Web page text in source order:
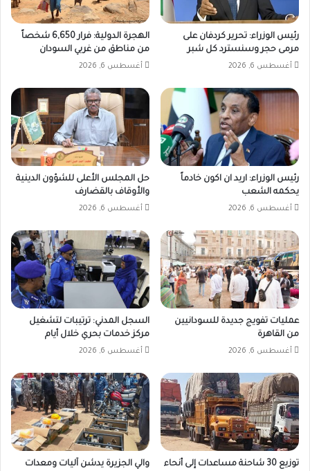
رئيس الوزراء: تحرير كردفان على
مرمى حجر وسنسترد كل شبر
أغسطس 6, 2026
الهجرة الدولية: فرار 6,650 شخصاً
من مناطق من غربي السودان
أغسطس 6, 2026
رئيس الوزراء: اريد ان اكون خادماً
يحكمه الشعب
أغسطس 6, 2026
حل المجلس الأعلى للشؤون الدينية
والأوقاف بالقضارف
أغسطس 6, 2026
عمليات تفويج جديدة للسودانيين
من القاهرة
أغسطس 6, 2026
السجل المدني: ترتيبات لتشغيل
مركز خدمات بحري خلال أيام
أغسطس 6, 2026
توزيع 30 شاحنة مساعدات إلى أنحاء
والي الجزيرة يدشن آليات ومعدات